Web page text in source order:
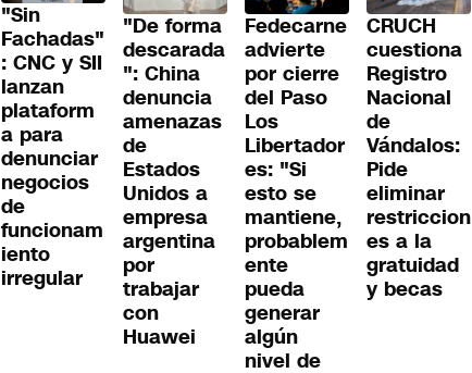
"Sin
Fachadas"
: CNC y SII
lanzan
plataform
a para
denunciar
negocios
de
funcionam
iento
irregular
"De forma
descarada
": China
denuncia
amenazas
de
Estados
Unidos a
empresa
argentina
por
trabajar
con
Huawei
Fedecarne
advierte
por cierre
del Paso
Los
Libertador
es: "Si
esto se
mantiene,
probablem
ente
pueda
generar
algún
nivel de
CRUCH
cuestiona
Registro
Nacional
de
Vándalos:
Pide
eliminar
restriccion
es a la
gratuidad
y becas